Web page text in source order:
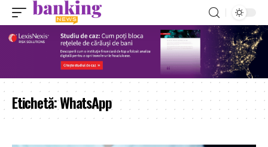
Etichetă:WhatsApp